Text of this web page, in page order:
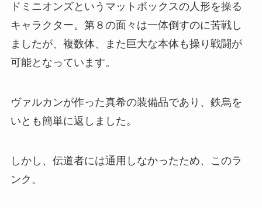
ドミニオンズというマットボックスの人形を操る
キャラクター。第８の面々は一体倒すのに苦戦し
ましたが、複数体、また巨大な本体も操り戦闘が
可能となっています。
ヴァルカンが作った真希の装備品であり、鉄烏を
いとも簡単に返しました。
しかし、伝道者には通用しなかったため、このラ
ンク。